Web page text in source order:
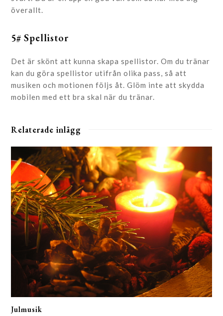
överallt.
5# Spellistor
Det är skönt att kunna skapa spellistor. Om du tränar
kan du göra spellistor utifrån olika pass, så att
musiken och motionen följs åt. Glöm inte att skydda
mobilen med ett bra skal när du tränar.
Relaterade inlägg
Julmusik